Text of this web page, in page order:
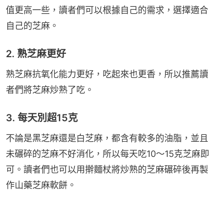
值更高一些，讀者們可以根據自己的需求，選擇適合
自己的芝麻。
2. 熟芝麻更好
熟芝麻抗氧化能力更好，吃起來也更香，所以推薦讀
者們將芝麻炒熟了吃。
3. 每天別超15克
不論是黑芝麻還是白芝麻，都含有較多的油脂，並且
未碾碎的芝麻不好消化，所以每天吃10～15克芝麻即
可。讀者們也可以用擀麵杖將炒熟的芝麻碾碎後再製
作山藥芝麻軟餅。